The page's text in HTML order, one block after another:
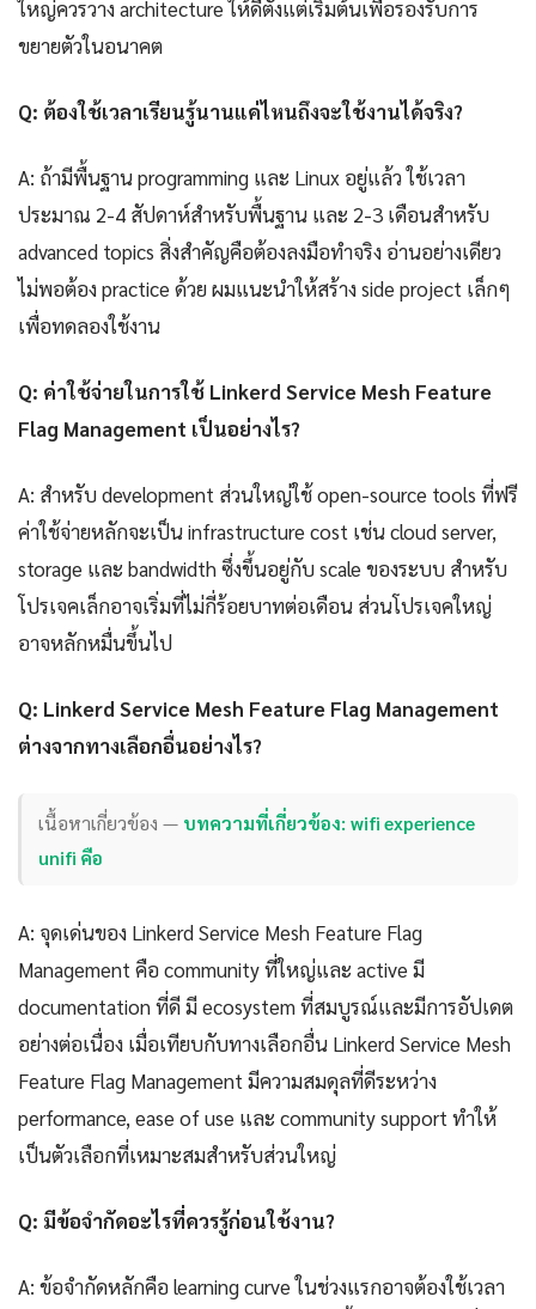
ใหญ่ควรวาง architecture ให้ดีตั้งแต่เริ่มต้นเพื่อรองรับการ
ขยายตัวในอนาคต
Q: ต้องใช้เวลาเรียนรู้นานแค่ไหนถึงจะใช้งานได้จริง?
A: ถ้ามีพื้นฐาน programming และ Linux อยู่แล้ว ใช้เวลา
ประมาณ 2-4 สัปดาห์สำหรับพื้นฐาน และ 2-3 เดือนสำหรับ
advanced topics สิ่งสำคัญคือต้องลงมือทำจริง อ่านอย่างเดียว
ไม่พอต้อง practice ด้วย ผมแนะนำให้สร้าง side project เล็กๆ
เพื่อทดลองใช้งาน
Q: ค่าใช้จ่ายในการใช้ Linkerd Service Mesh Feature
Flag Management เป็นอย่างไร?
A: สำหรับ development ส่วนใหญ่ใช้ open-source tools ที่ฟรี
ค่าใช้จ่ายหลักจะเป็น infrastructure cost เช่น cloud server,
storage และ bandwidth ซึ่งขึ้นอยู่กับ scale ของระบบ สำหรับ
โปรเจคเล็กอาจเริ่มที่ไม่กี่ร้อยบาทต่อเดือน ส่วนโปรเจคใหญ่
อาจหลักหมื่นขึ้นไป
Q: Linkerd Service Mesh Feature Flag Management
ต่างจากทางเลือกอื่นอย่างไร?
เนื้อหาเกี่ยวข้อง — บทความที่เกี่ยวข้อง: wifi experience
unifi คือ
A: จุดเด่นของ Linkerd Service Mesh Feature Flag
Management คือ community ที่ใหญ่และ active มี
documentation ที่ดี มี ecosystem ที่สมบูรณ์และมีการอัปเดต
อย่างต่อเนื่อง เมื่อเทียบกับทางเลือกอื่น Linkerd Service Mesh
Feature Flag Management มีความสมดุลที่ดีระหว่าง
performance, ease of use และ community support ทำให้
เป็นตัวเลือกที่เหมาะสมสำหรับส่วนใหญ่
Q: มีข้อจำกัดอะไรที่ควรรู้ก่อนใช้งาน?
A: ข้อจำกัดหลักคือ learning curve ในช่วงแรกอาจต้องใช้เวลา